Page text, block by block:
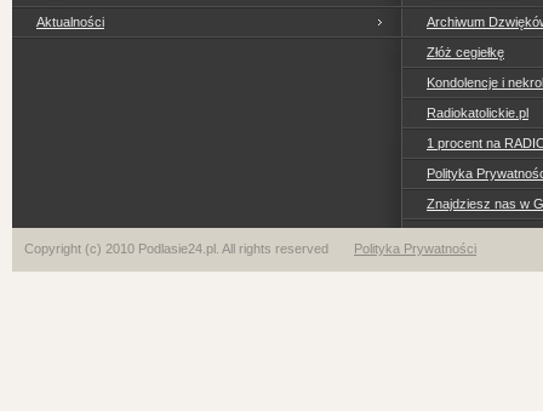
Aktualności Archiwum
Złóż cegiełkę
Kondolencje i
Radiokatolickie.pl
1 procent na
Polityka
Znajdziesz nas w
Copyright (c) 2010 Podlasie24.pl. All rights reserved Polityka Prywatności